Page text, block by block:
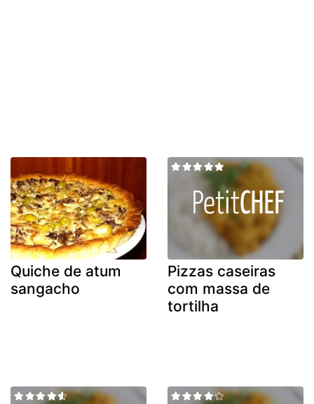
Quiche de atum
sangacho
Pizzas caseiras
com massa de
tortilha